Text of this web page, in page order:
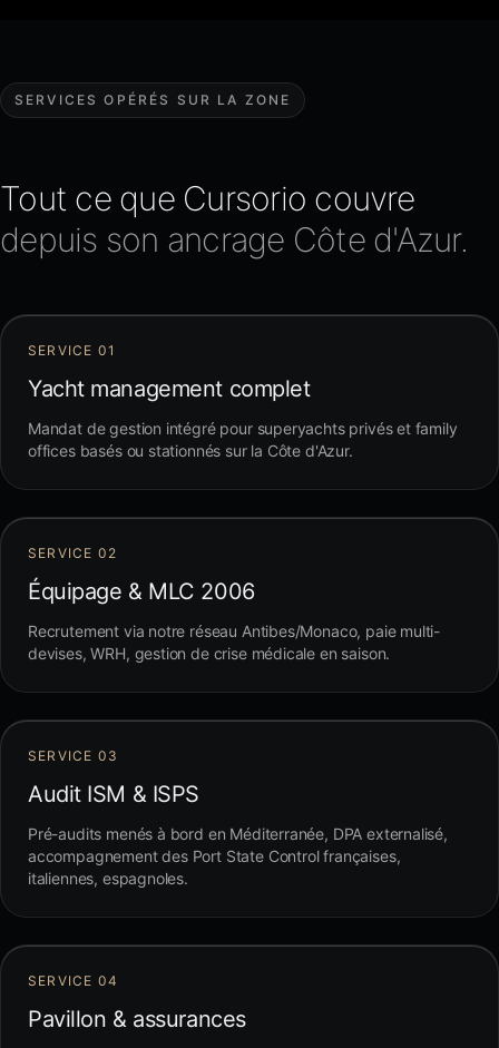
SERVICES OPÉRÉS SUR LA ZONE
Tout ce que Cursorio couvre
depuis son ancrage Côte d'Azur.
SERVICE 01
Yacht management complet
Mandat de gestion intégré pour superyachts privés et family
offices basés ou stationnés sur la Côte d'Azur.
SERVICE 02
Équipage & MLC 2006
Recrutement via notre réseau Antibes/Monaco, paie multi-
devises, WRH, gestion de crise médicale en saison.
SERVICE 03
Audit ISM & ISPS
Pré-audits menés à bord en Méditerranée, DPA externalisé,
accompagnement des Port State Control françaises,
italiennes, espagnoles.
SERVICE 04
Pavillon & assurances